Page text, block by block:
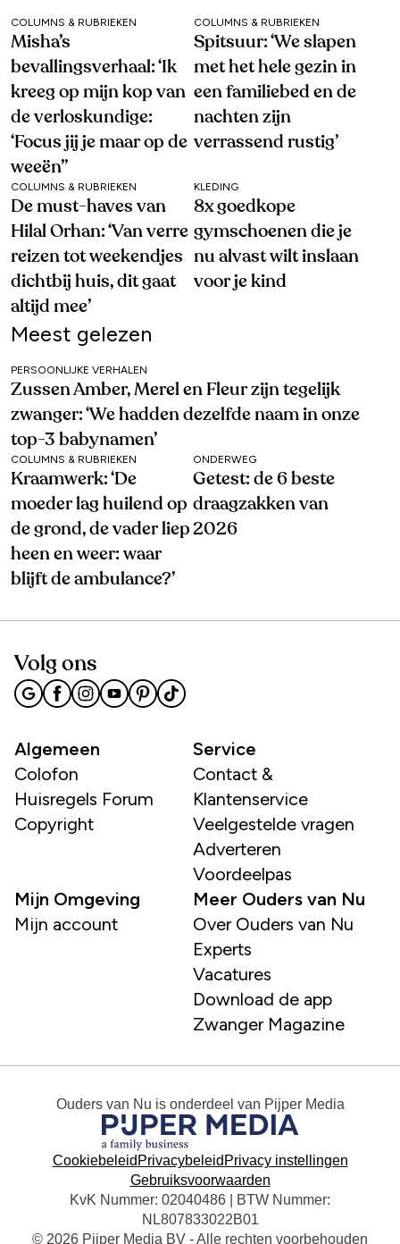
COLUMNS & RUBRIEKEN
Misha’s
bevallingsverhaal: ‘Ik
kreeg op mijn kop van
de verloskundige:
‘Focus jij je maar op de
weeën’’
COLUMNS & RUBRIEKEN
Spitsuur: ‘We slapen
met het hele gezin in
een familiebed en de
nachten zijn
verrassend rustig’
COLUMNS & RUBRIEKEN
De must-haves van
Hilal Orhan: ‘Van verre
reizen tot weekendjes
dichtbij huis, dit gaat
altijd mee’
KLEDING
8x goedkope
gymschoenen die je
nu alvast wilt inslaan
voor je kind
Meest gelezen
PERSOONLIJKE VERHALEN
Zussen Amber, Merel en Fleur zijn tegelijk
zwanger: ‘We hadden dezelfde naam in onze
top-3 babynamen’
COLUMNS & RUBRIEKEN
Kraamwerk: ‘De
moeder lag huilend op
de grond, de vader liep
heen en weer: waar
blijft de ambulance?’
ONDERWEG
Getest: de 6 beste
draagzakken van
2026
Volg ons
Algemeen
Colofon
Huisregels Forum
Copyright
Service
Contact &
Klantenservice
Veelgestelde vragen
Adverteren
Voordeelpas
Mijn Omgeving
Mijn account
Meer Ouders van Nu
Over Ouders van Nu
Experts
Vacatures
Download de app
Zwanger Magazine
Ouders van Nu is onderdeel van Pijper Media
Cookiebeleid Privacybeleid Privacy instellingen
Gebruiksvoorwaarden
KvK Nummer: 02040486 | BTW Nummer:
NL807833022B01
© 2026 Pijper Media BV - Alle rechten voorbehouden